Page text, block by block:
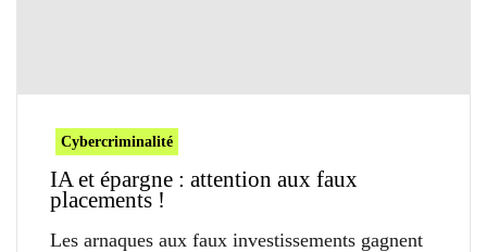
Cybercriminalité
IA et épargne : attention aux faux
placements !
Les arnaques aux faux investissements gagnent